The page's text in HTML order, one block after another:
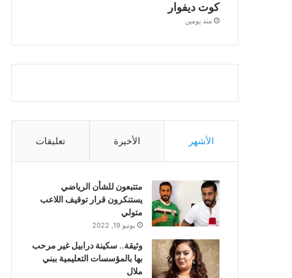
كوت ديفوار
منذ يومين
الأشهر الأخيرة تعليقات
متتبعون للشأن الرياضي
يستنكرون قرار توقيف اللاعب
متولي
يونيو 19, 2022
وثيقة.. سكينة درابيل غير مرحب
بها بالمؤسسات التعليمية ببني
ملال